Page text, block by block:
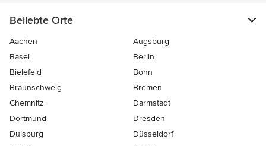
Beliebte Orte
Aachen
Augsburg
Basel
Berlin
Bielefeld
Bonn
Braunschweig
Bremen
Chemnitz
Darmstadt
Dortmund
Dresden
Duisburg
Düsseldorf